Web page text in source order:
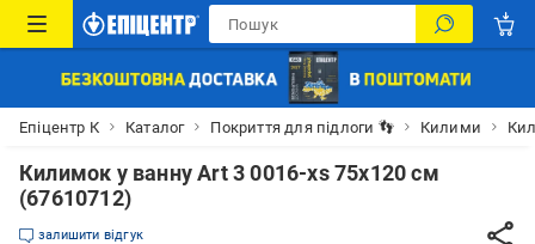
Епіцентр К Каталог Покриття для підлоги 👣 Килими
Килимок у ванну Art 3 0016-xs 75x120 см
(67610712)
залишити відгук